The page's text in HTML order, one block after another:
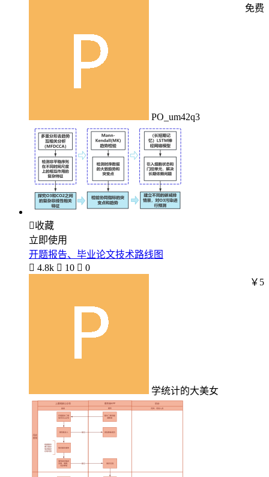
PO_um42q3
免费
收藏
立即使用
开题报告、毕业论文技术路线图
 4.8k  10  0
学统计的大美女
￥5